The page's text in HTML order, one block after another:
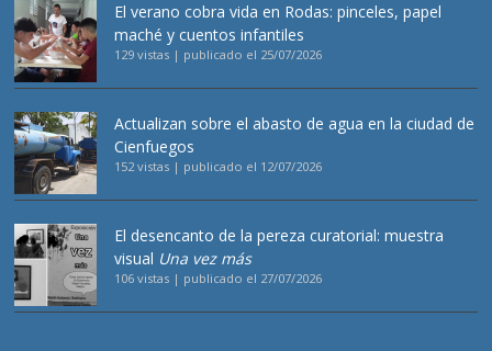
El verano cobra vida en Rodas: pinceles, papel
maché y cuentos infantiles
129 vistas | publicado el 25/07/2026
Actualizan sobre el abasto de agua en la ciudad de
Cienfuegos
152 vistas | publicado el 12/07/2026
El desencanto de la pereza curatorial: muestra
visual Una vez más
106 vistas | publicado el 27/07/2026